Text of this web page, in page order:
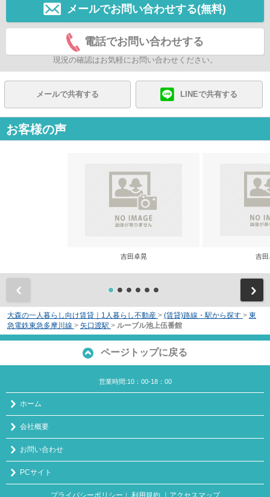
メールでお問い合わせする(無料)
電話でお問い合わせする
現況の確認はお気軽にお問い合わせください。
メールで共有する LINEで共有する
お客様の声
吉田卓晃 吉田
大森の一人暮らし向け賃貸｜1人暮らし不動産 > (賃貸)路線・駅から探す > 東
急電鉄東急多摩川線 > 矢口渡駅 > ルーブル池上伍番館
ページトップに戻る
営業時間:10：00-18：00
ホーム
会社概要
お問い合わせ
PCサイト
プライバシーポリシー ｜ 利用規約 ｜アクセスマップ